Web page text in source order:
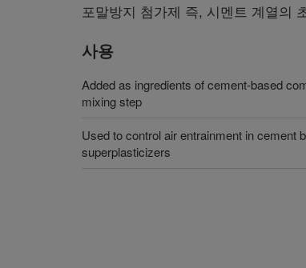
포말방지 첨가제 즉, 시멘트 계열의
사용
Added as ingredients of cement-based
mixing step
Used to control air entrainment in cement
superplasticizers